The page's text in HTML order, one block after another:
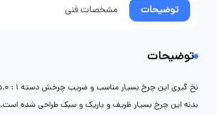
توضیحات مشخصات فنی
توضیحات
نخ گیری این چرخ بسیار مناسب و ضریب چرخش دسته 1 : 5.0 می باشد.
بدنه این چرخ بسیار ظریف و باریک و سبک طراحی شده است.